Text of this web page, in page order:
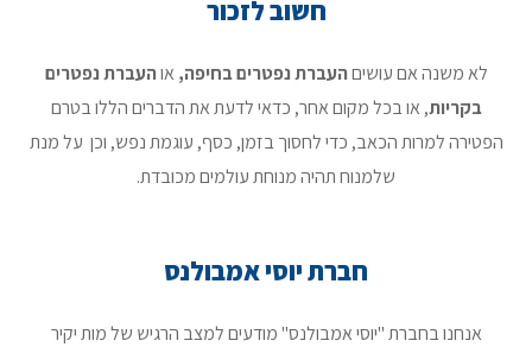
חשוב לזכור
לא משנה אם עושיםהעברת נפטרים בחיפה, אוהעברת נפטרים
בקריות, או בכל מקום אחר, כדאי לדעת את הדברים הללו בטרם
הפטירה למרות הכאב, כדי לחסוך בזמן, כסף, עוגמת נפש, וכן על מנת
שלמנוח תהיה מנוחת עולמים מכובדת.
חברת יוסי אמבולנס
אנחנו בחברת "יוסי אמבולנס" מודעים למצב הרגיש של מות יקיר